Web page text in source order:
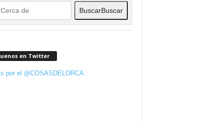
BuscarBuscar
en Twitter
por el @COSASDELORCA.